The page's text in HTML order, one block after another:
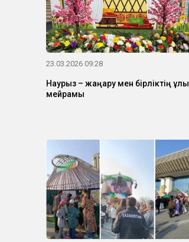
23.03.2026 09:28
Наурыз – жаңару мен бірліктің ұлы
мейрамы